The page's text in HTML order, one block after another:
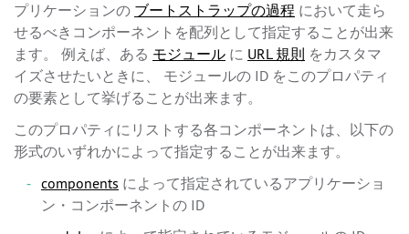
プリケーションの ブートストラップの過程 において走ら
せるべきコンポーネントを配列として指定することが出来
ます。 例えば、ある モジュール に URL 規則 をカスタマ
イズさせたいときに、 モジュールの ID をこのプロパティ
の要素として挙げることが出来ます。
このプロパティにリストする各コンポーネントは、以下の
形式のいずれかによって指定することが出来ます。
components によって指定されているアプリケーショ
ン・コンポーネントの ID